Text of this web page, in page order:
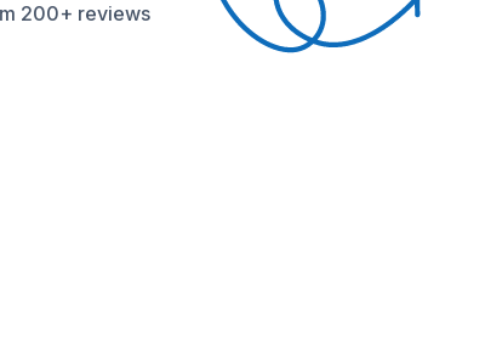
200+ reviews